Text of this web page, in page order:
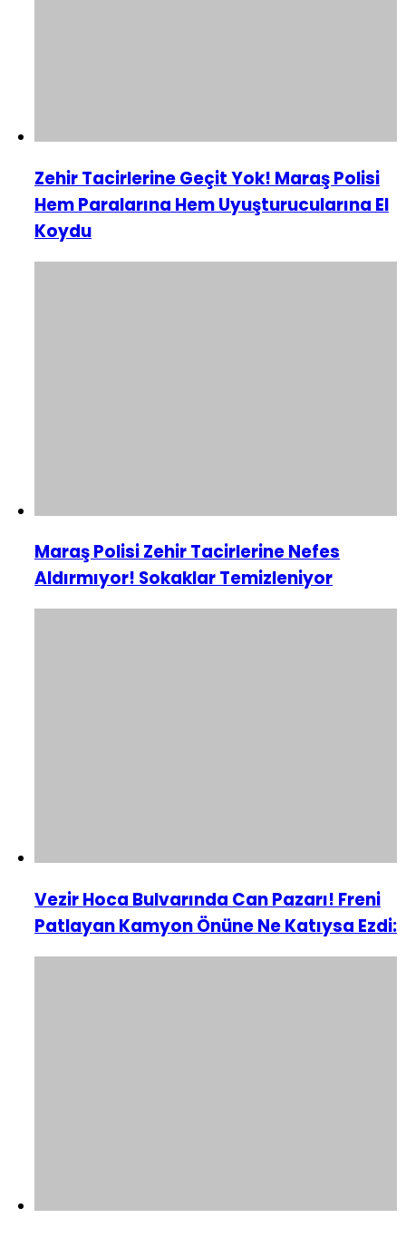
Zehir Tacirlerine Geçit Yok! Maraş Polisi
Hem Paralarına Hem Uyuşturucularına El
Koydu
Maraş Polisi Zehir Tacirlerine Nefes
Aldırmıyor! Sokaklar Temizleniyor
Vezir Hoca Bulvarında Can Pazarı! Freni
Patlayan Kamyon Önüne Ne Katıysa Ezdi: